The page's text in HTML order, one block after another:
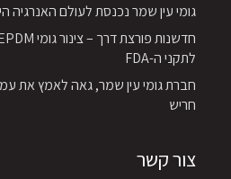
גומי עין שמר נכנסת לעולם האנרגיה
לתקני ה-FDA
חברת גומי עין שמר, גאה לאמץ את
חריש
צור קשר